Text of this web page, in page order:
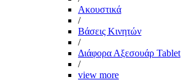
Ακουστικά
/
Βάσεις Κινητών
/
Διάφορα Αξεσουάρ Tablet
/
view more